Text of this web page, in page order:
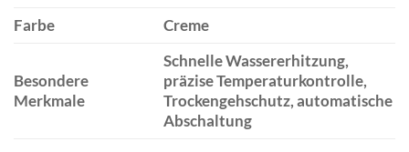
Farbe
Creme
Besondere
Merkmale
Schnelle Wassererhitzung,
präzise Temperaturkontrolle,
Trockengehschutz, automatische
Abschaltung